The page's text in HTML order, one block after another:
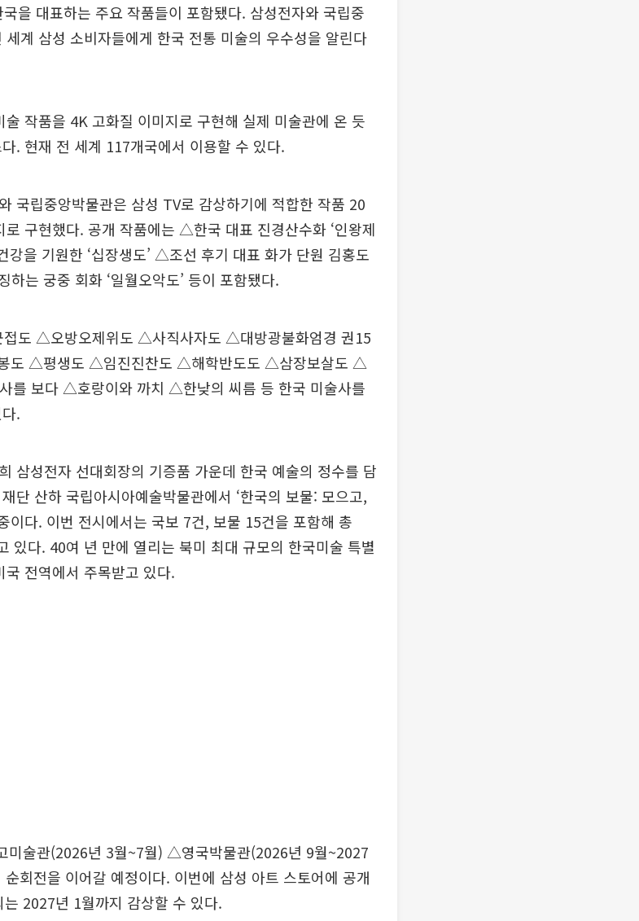
을 대표하는 주요 작품들이 포함됐다. 삼성전자와 국립중
계 삼성 소비자들에게 한국 전통 미술의 우수성을 알린다
작품을 4K 고화질 이미지로 구현해 실제 미술관에 온 듯
. 현재 전 세계 117개국에서 이용할 수 있다.
국립중앙박물관은 삼성 TV로 감상하기에 적합한 작품 20
구현했다. 공개 작품에는 △한국 대표 진경산수화 ‘인왕제
을 기원한 ‘십장생도’ △조선 후기 대표 화가 단원 김홍도
하는 궁중 회화 ‘일월오악도’ 등이 포함됐다.
도 △오방오제위도 △사직사자도 △대방광불화엄경 권15
도 △평생도 △임진진찬도 △해학반도도 △삼장보살도 △
를 보다 △호랑이와 까치 △한낮의 씨름 등 한국 미술사를
.
삼성전자 선대회장의 기증품 가운데 한국 예술의 정수를 담
단 산하 국립아시아예술박물관에서 ‘한국의 보물: 모으고,
이다. 이번 전시에서는 국보 7건, 보물 15건을 포함해 총
있다. 40여 년 만에 열리는 북미 최대 규모의 한국미술 특별
전역에서 주목받고 있다.
미술관(2026년 3월~7월) △영국박물관(2026년 9월~2027
회전을 이어갈 예정이다. 이번에 삼성 아트 스토어에 공개
2027년 1월까지 감상할 수 있다.